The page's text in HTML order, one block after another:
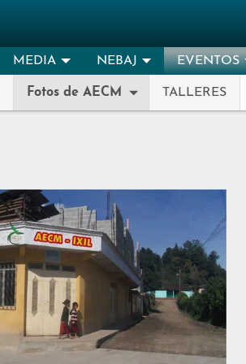
MEDIA NEBAJ EVENTOS
Fotos de AECM TALLERES